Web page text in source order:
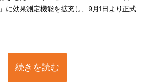
に効果測定機能を拡充し、9月1日より正式
続きを読む